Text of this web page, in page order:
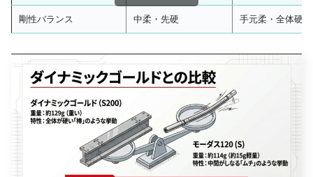
剛性バランス 中柔・先硬 手元柔・全体硬